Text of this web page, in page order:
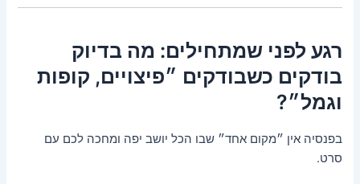
רגע לפני שמתחילים: מה בדיוק
בודקים כשבודקים ״פיצויים, קופות
וגמל״?
בפנסיה אין ״מקום אחד״ שבו הכל יושב יפה ומחכה לכם עם
סרט.